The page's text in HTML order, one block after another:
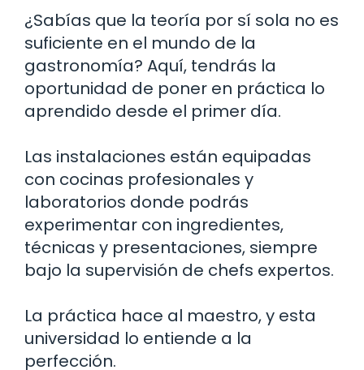
¿Sabías que la teoría por sí sola no es
suficiente en el mundo de la
gastronomía? Aquí, tendrás la
oportunidad de poner en práctica lo
aprendido desde el primer día.
Las instalaciones están equipadas
con cocinas profesionales y
laboratorios donde podrás
experimentar con ingredientes,
técnicas y presentaciones, siempre
bajo la supervisión de chefs expertos.
La práctica hace al maestro, y esta
universidad lo entiende a la
perfección.